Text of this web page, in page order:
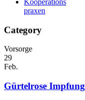
Kooperations­
praxen
Category
Vorsorge
29
Feb.
Gürtelrose Impfung